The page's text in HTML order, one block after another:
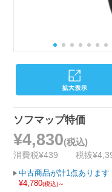
ソフマップ特価
¥4,830(税込)
消費税¥439 税抜
中古商品が計1点あります
¥4,780(税込)～